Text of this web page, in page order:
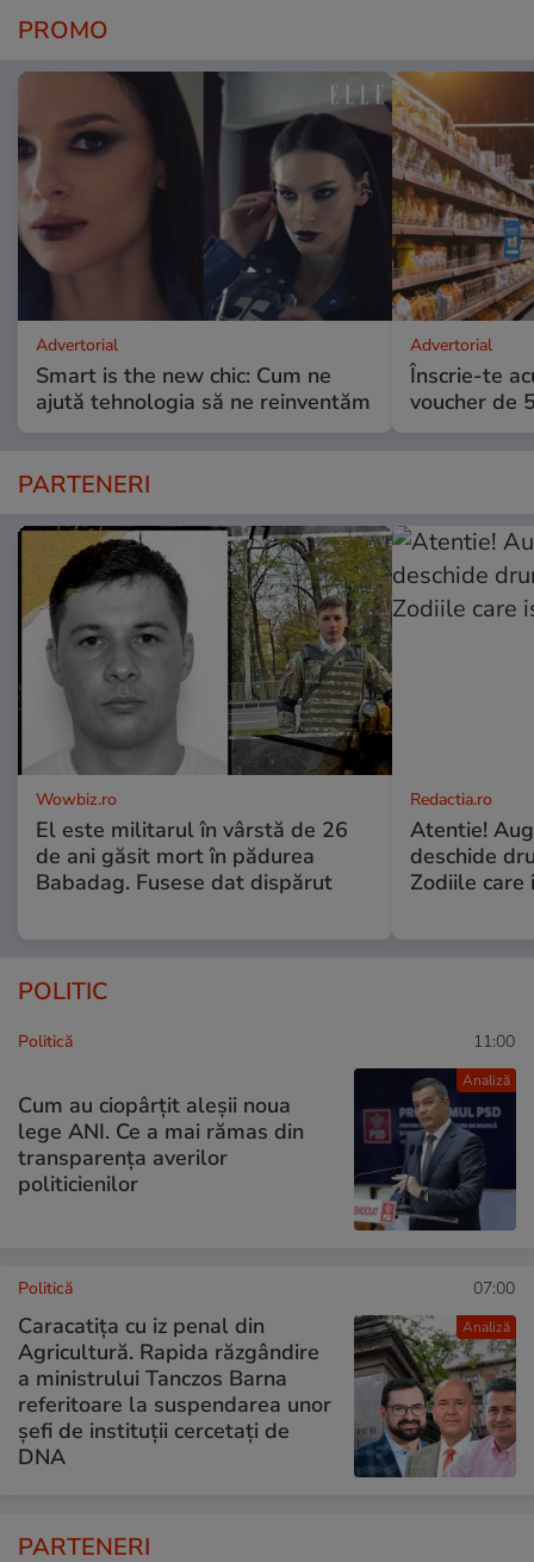
PROMO
Advertorial
Smart is the new chic: Cum ne
ajută tehnologia să ne reinventăm
Advertorial
Înscrie-te
voucher de
PARTENERI
Wowbiz.ro
El este militarul în vârstă de 26
de ani găsit mort în pădurea
Babadag. Fusese dat dispărut
Redactia.ro
Atentie!
deschide
Zodiile care
POLITIC
Analiză
Politică 11:00
Cum au ciopârțit aleșii noua
lege ANI. Ce a mai rămas din
transparența averilor
politicienilor
Analiză
Politică 07:00
Caracatița cu iz penal din
Agricultură. Rapida răzgândire
a ministrului Tanczos Barna
referitoare la suspendarea unor
șefi de instituții cercetați de
DNA
PARTENERI